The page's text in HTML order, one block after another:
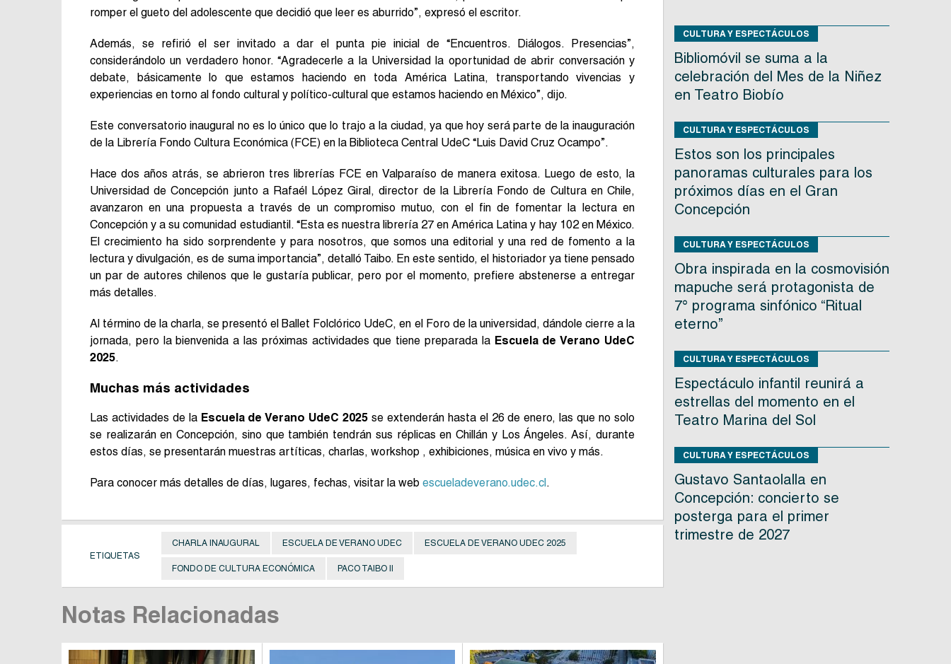
romper el gueto del adolescente que decidió que leer es aburrido”, expresó el escritor.
Además, se refirió el ser invitado a dar el punta pie inicial de “Encuentros. Diálogos. Presencias”,
considerándolo un verdadero honor. “Agradecerle a la Universidad la oportunidad de abrir conversación y
debate, básicamente lo que estamos haciendo en toda América Latina, transportando vivencias y
experiencias en torno al fondo cultural y político-cultural que estamos haciendo en México”, dijo.
Este conversatorio inaugural no es lo único que lo trajo a la ciudad, ya que hoy será parte de la inauguración
de la Librería Fondo Cultura Económica (FCE) en la Biblioteca Central UdeC “Luis David Cruz Ocampo”.
Hace dos años atrás, se abrieron tres librerías FCE en Valparaíso de manera exitosa. Luego de esto, la
Universidad de Concepción junto a Rafaél López Giral, director de la Librería Fondo de Cultura en Chile,
avanzaron en una propuesta a través de un compromiso mutuo, con el fin de fomentar la lectura en
Concepción y a su comunidad estudiantil. “Esta es nuestra librería 27 en América Latina y hay 102 en México.
El crecimiento ha sido sorprendente y para nosotros, que somos una editorial y una red de fomento a la
lectura y divulgación, es de suma importancia”, detalló Taibo. En este sentido, el historiador ya tiene pensado
un par de autores chilenos que le gustaría publicar, pero por el momento, prefiere abstenerse a entregar
más detalles.
Al término de la charla, se presentó el Ballet Folclórico UdeC, en el Foro de la universidad, dándole cierre a la
jornada, pero la bienvenida a las próximas actividades que tiene preparada la Escuela de Verano UdeC
2025.
Muchas más actividades
Las actividades de la Escuela de Verano UdeC 2025 se extenderán hasta el 26 de enero, las que no solo
se realizarán en Concepción, sino que también tendrán sus réplicas en Chillán y Los Ángeles. Así, durante
estos días, se presentarán muestras artíticas, charlas, workshop , exhibiciones, música en vivo y más.
Para conocer más detalles de días, lugares, fechas, visitar la web escueladeverano.udec.cl.
ETIQUETAS
CHARLA INAUGURAL ESCUELA DE VERANO UDEC ESCUELA DE VERANO UDEC 2025
FONDO DE CULTURA ECONÓMICA PACO TAIBO II
Notas Relacionadas
CULTURA Y ESPECTÁCULOS
Bibliomóvil se suma a la
celebración del Mes de la Niñez
en Teatro Biobío
CULTURA Y ESPECTÁCULOS
Estos son los principales
panoramas culturales para los
próximos días en el Gran
Concepción
CULTURA Y ESPECTÁCULOS
Obra inspirada en la cosmovisión
mapuche será protagonista de
7° programa sinfónico “Ritual
eterno”
CULTURA Y ESPECTÁCULOS
Espectáculo infantil reunirá a
estrellas del momento en el
Teatro Marina del Sol
CULTURA Y ESPECTÁCULOS
Gustavo Santaolalla en
Concepción: concierto se
posterga para el primer
trimestre de 2027